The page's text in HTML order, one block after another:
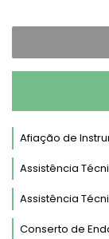
Afiação de
Assistência
Assistência
Conserto de